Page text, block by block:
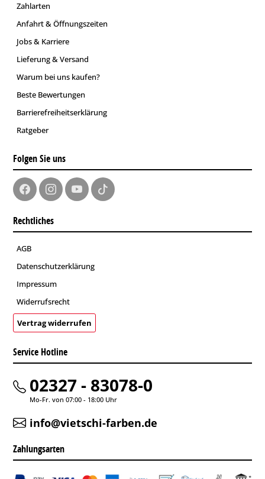
Zahlarten
Anfahrt & Öffnungszeiten
Jobs & Karriere
Lieferung & Versand
Warum bei uns kaufen?
Beste Bewertungen
Barrierefreiheitserklärung
Ratgeber
Folgen Sie uns
Rechtliches
AGB
Datenschutzerklärung
Impressum
Widerrufsrecht
Vertrag widerrufen
Service Hotline
02327 - 83078-0
Mo-Fr. von 07:00 - 18:00 Uhr
info@vietschi-farben.de
Zahlungsarten